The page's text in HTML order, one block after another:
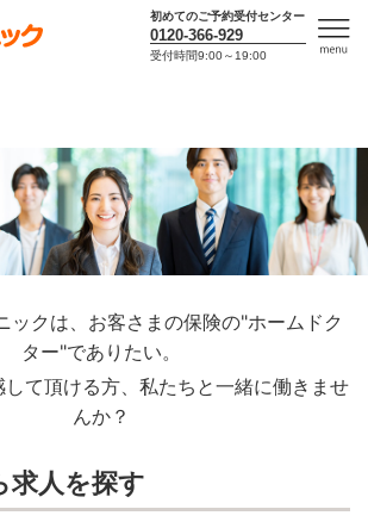
初めてのご予約受付センター
0120-366-929
受付時間9:00～19:00
ックは、お客さまの保険の"ホームドク
ター"でありたい。
て頂ける方、私たちと一緒に働きませ
んか？
求人を探す